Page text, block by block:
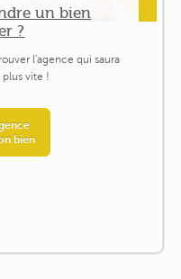
un bien
?
l'agence qui saura
vite !
bien